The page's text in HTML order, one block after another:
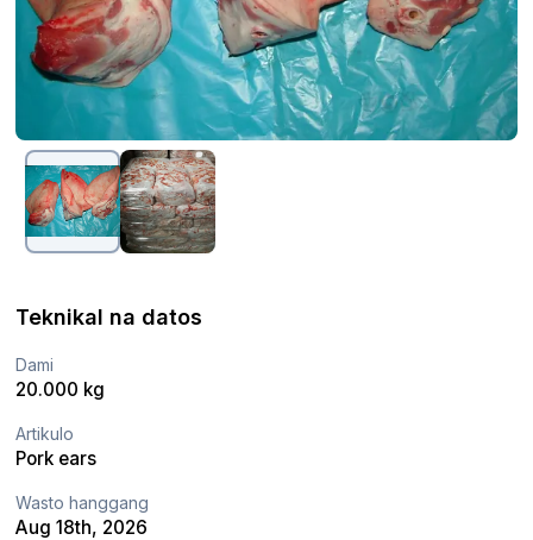
Teknikal na datos
Dami
20.000 kg
Artikulo
Pork ears
Wasto hanggang
Aug 18th, 2026